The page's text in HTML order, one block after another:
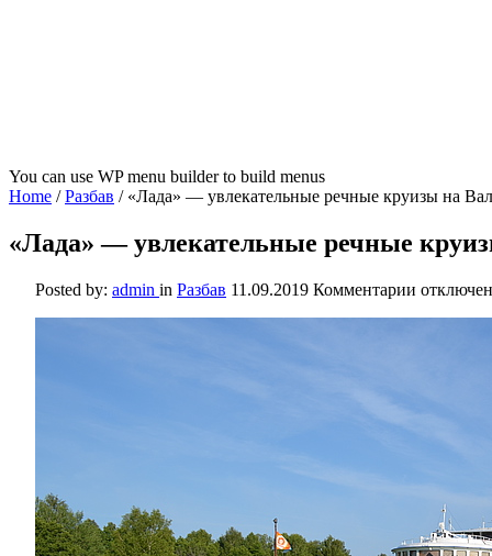
You can use WP menu builder to build menus
Home /Разбав / «Лада» — увлекательные речные круизы на
«Лада» — увлекательные речные
Posted by: admin in Разбав 11.09.2019 Комментарии
к
Валаам
в
другие
известные
места